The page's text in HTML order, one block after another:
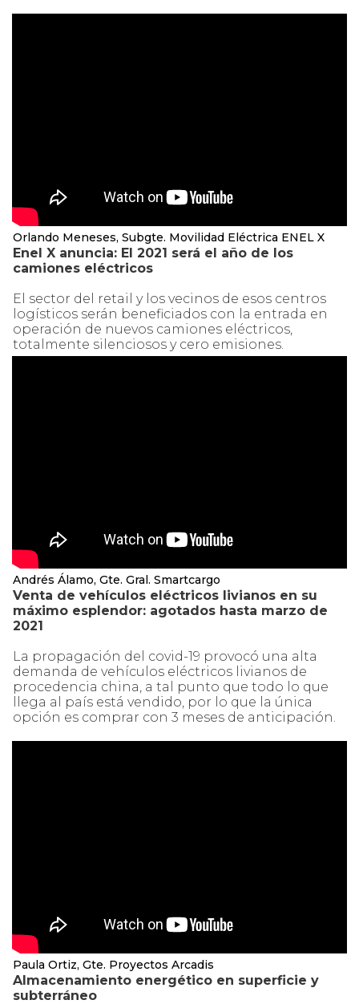
Orlando Meneses, Subgte. Movilidad Eléctrica ENEL X
Enel X anuncia: El 2021 será el año de los
camiones eléctricos
El sector del retail y los vecinos de esos centros
logísticos serán beneficiados con la entrada en
operación de nuevos camiones eléctricos,
totalmente silenciosos y cero emisiones.
Andrés Álamo, Gte. Gral. Smartcargo
Venta de vehículos eléctricos livianos en su
máximo esplendor: agotados hasta marzo de
2021
La propagación del covid-19 provocó una alta
demanda de vehículos eléctricos livianos de
procedencia china, a tal punto que todo lo que
llega al país está vendido, por lo que la única
opción es comprar con 3 meses de anticipación.
Paula Ortiz, Gte. Proyectos Arcadis
Almacenamiento energético en superficie y
subterráneo